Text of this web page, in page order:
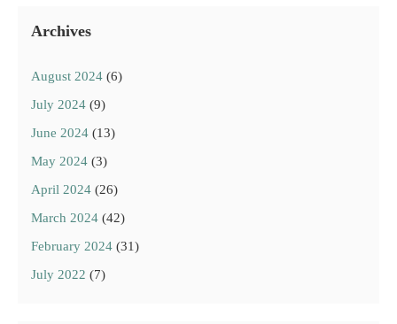
Archives
August 2024 (6)
July 2024 (9)
June 2024 (13)
May 2024 (3)
April 2024 (26)
March 2024 (42)
February 2024 (31)
July 2022 (7)